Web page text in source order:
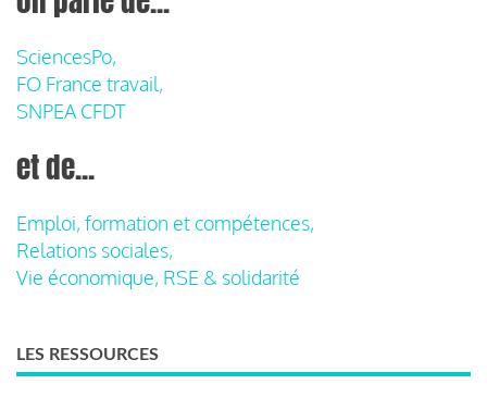
SciencesPo,
FO France travail,
SNPEA CFDT
et de...
Emploi, formation et compétences,
Relations sociales,
Vie économique, RSE & solidarité
LES RESSOURCES